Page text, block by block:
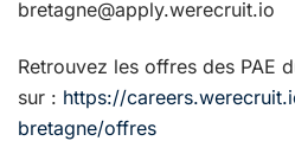
bretagne@apply.werecruit.io
Retrouvez les offres des PAE
sur : https://
bretagne/offres